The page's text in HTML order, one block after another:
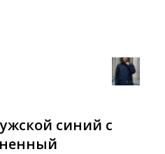
синий с